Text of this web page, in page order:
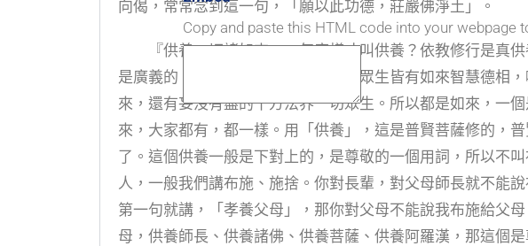
Copy and paste this HTML code into your webpage
向偈，常常念到這一句，「願以此功德，莊嚴佛淨土」。
『供養一切諸如來』，怎麼樣才叫供養？依教修行是真供
是廣義的。一切眾生本來是佛，一切眾生皆有如來智慧德相
來，還有妄沒有盡的十方法界一切眾生。所以都是如來，一
來，大家都有，都一樣。用「供養」，這是普賢菩薩修的，
了。這個供養一般是下對上的，是尊敬的一個用詞，所以不
人，一般我們講布施、施捨。你對長輩，對父母師長就不能
第一句就講，「孝養父母」，那你對父母不能說我布施給父
母，供養師長、供養諸佛、供養菩薩、供養阿羅漢，那這個